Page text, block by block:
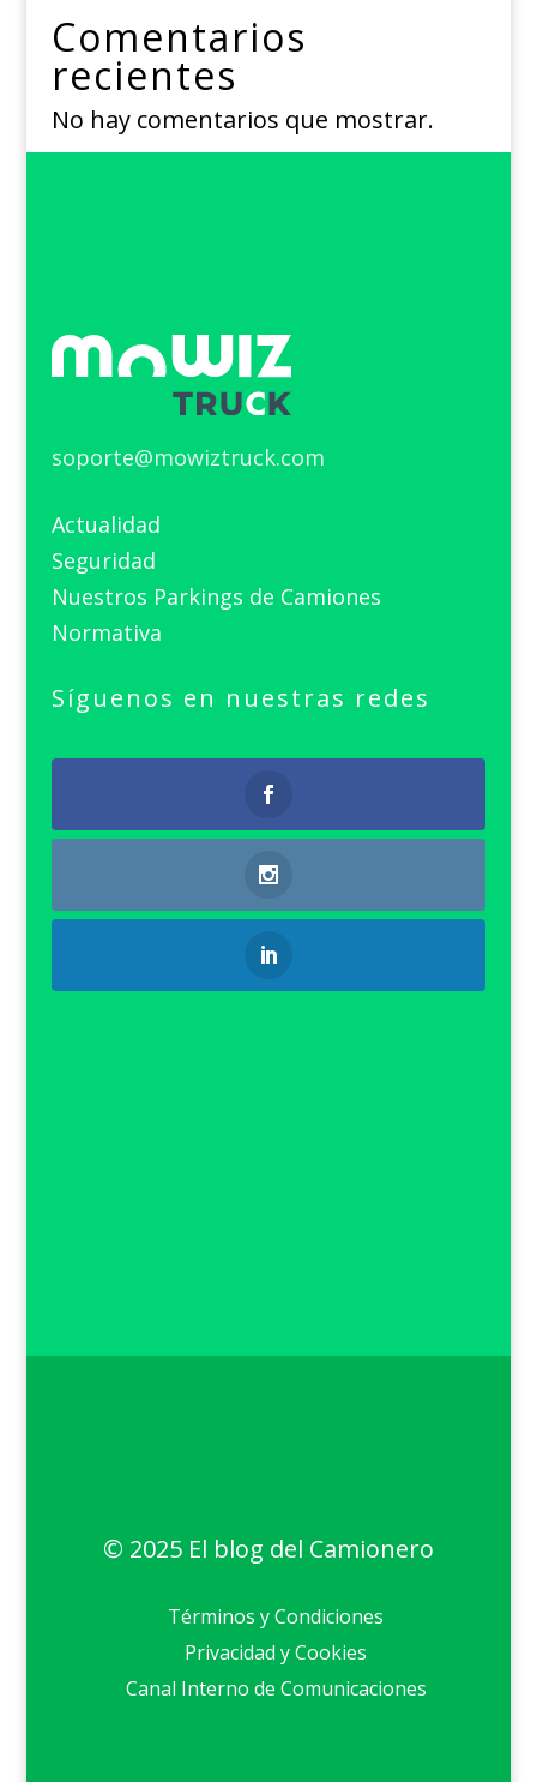
Comentarios
recientes
No hay comentarios que mostrar.
soporte@mowiztruck.com
Actualidad
Seguridad
Nuestros Parkings de Camiones
Normativa
Síguenos en nuestras redes
© 2025 El blog del Camionero
Términos y Condiciones
Privacidad y Cookies
Canal Interno de Comunicaciones